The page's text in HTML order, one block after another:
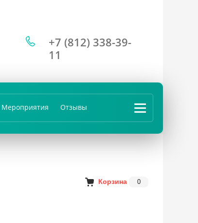
+7 (812) 338-39-
11
Мероприятия Отзывы ...
Корзина 0